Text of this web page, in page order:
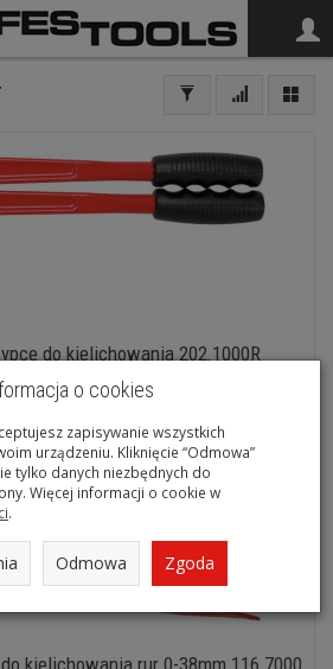
do kielichowania 202.1000R
7-14 dni
kielichowania rur 0-38mm 116.7000
o cookies
zapisywanie wszystkich
urządzeniu. Kliknięcie “Odmowa”
tylko danych niezbędnych do
Więcej informacji o cookie w
.
Odmowa Zgoda